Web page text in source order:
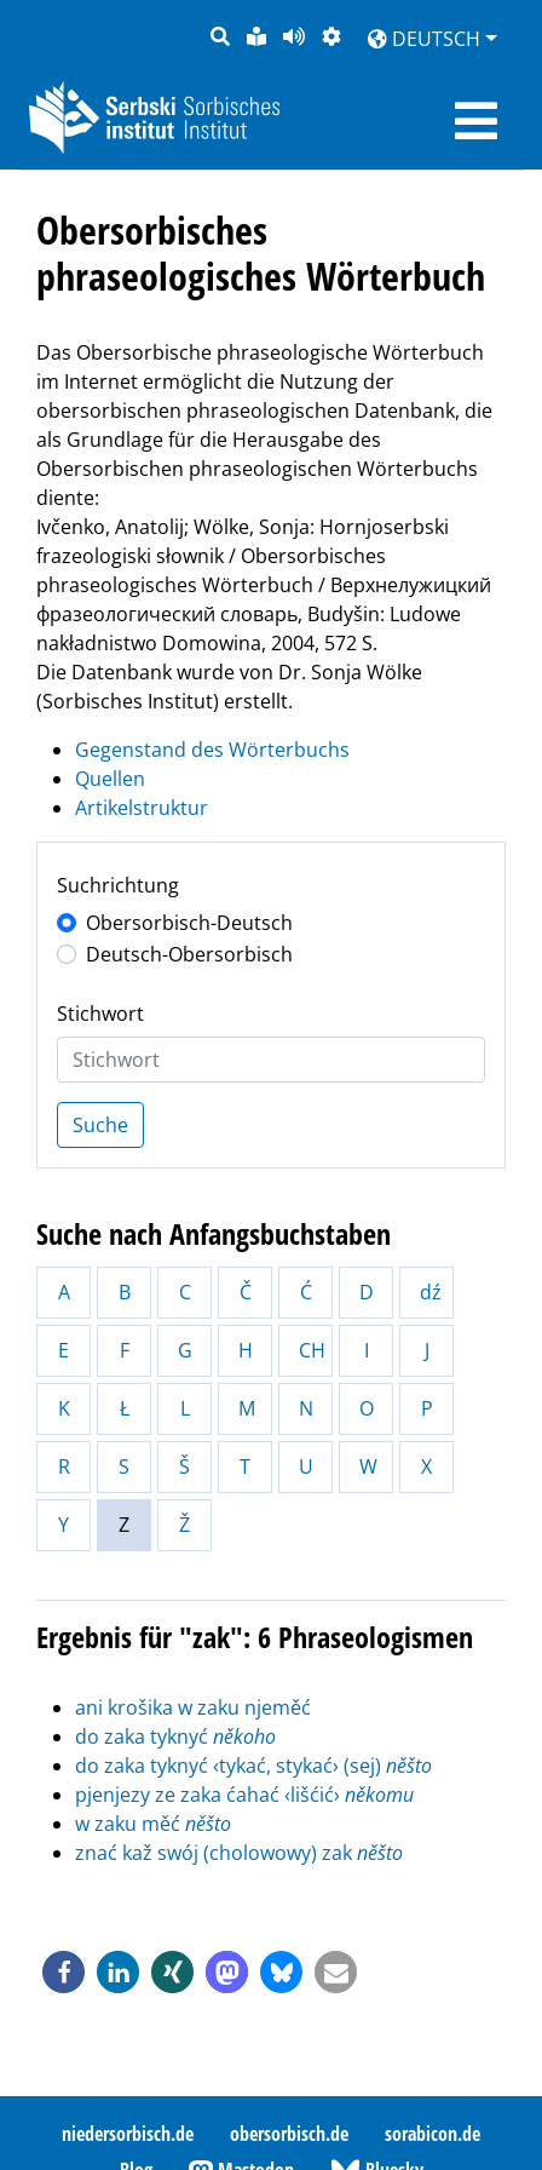
SUCHELEICHTE
SPRACHE
SEITEDARSTELLUNG
DEUTSCH
Obersorbisches
phraseologisches Wörterbuch
Das Obersorbische phraseologische Wörterbuch
im Internet ermöglicht die Nutzung der
obersorbischen phraseologischen Datenbank, die
als Grundlage für die Herausgabe des
Obersorbischen phraseologischen Wörterbuchs
diente:
Ivčenko, Anatolij; Wölke, Sonja: Hornjoserbski
frazeologiski słownik / Obersorbisches
phraseologisches Wörterbuch / Верхнелужицкий
фразеологический словарь, Budyšin: Ludowe
nakładnistwo Domowina, 2004, 572 S.
Die Datenbank wurde von Dr. Sonja Wölke
(Sorbisches Institut) erstellt.
Gegenstand des Wörterbuchs
Quellen
Artikelstruktur
Suchrichtung
Obersorbisch-Deutsch
Deutsch-Obersorbisch
Stichwort
Suche
Suche nach Anfangsbuchstaben
A B C Č Ć D dź
E F G H CH I J
K Ł L M N O P
R S Š T U W X
Y Z Ž
Ergebnis für "zak": 6 Phraseologismen
ani krošika w zaku njeměć
do zaka tyknyć někoho
do zaka tyknyć ‹tykać, stykać› (sej) něšto
pjenjezy ze zaka ćahać ‹lišćić› někomu
w zaku měć něšto
znać kaž swój (cholowowy) zakněšto
niedersorbisch.de obersorbisch.de
sorabicon.de